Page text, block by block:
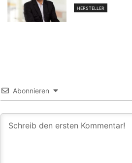
HERSTELLER
Abonnieren